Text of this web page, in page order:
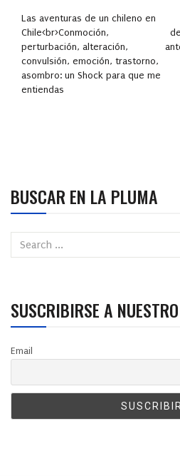
Las aventuras de un chileno en
Chile<br>Conmoción,
perturbación, alteración,
convulsión, emoción, trastorno,
asombro: un Shock para que me
entiendas
BUSCAR EN LA PLUMA
SUSCRIBIRSE A
Email